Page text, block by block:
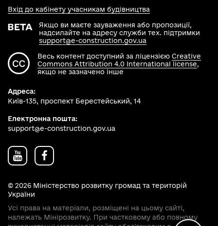
Якщо ви маєте зауваження або пропозиції,
надсилайте на адресу служби тех. підтримки
support@e-construction.gov.ua
Весь контент доступний за ліцензією Creative
Commons Attribution 4.0 International license,
якщо не зазначено інше
Вхід до кабінету учасникам будівництва
Адреса:
Київ-135, проспект Берестейський, 14
Електронна пошта:
support@e-construction.gov.ua
© 2026 Міністерство розвитку громад та територій
України
Усі права на матеріали, розміщені на цьому сайті,
належать Мінірозвитку. При частковому або повному